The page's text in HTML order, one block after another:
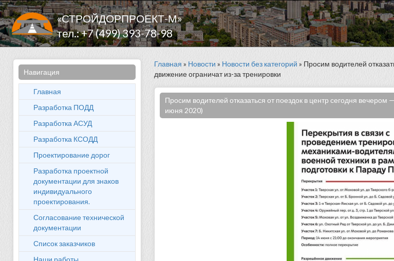
«СТРОЙДОРПРОЕКТ-М»
тел.: +7 (499) 393-78-98
Навигация
Главная
Разработка ПОДД
Разработка АСУД
Разработка КСОДД
Проектирование дорог
Разработка проектной
документации для знаков
индивидуального
проектирования.
Согласование технической
документации
Список заказчиков
Наши работы
Главная » Новости » Новости без категорий » Просим водителей
движение ограничат из-за тренировки
Просим водителей отказаться от поездок в центр сегодня вечером
июня 2020)